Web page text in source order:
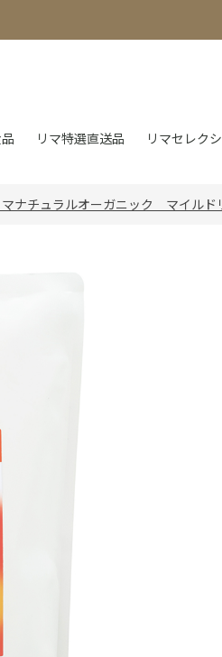
リマ特選直送品 リマセレク
マナチュラルオーガニック マイル